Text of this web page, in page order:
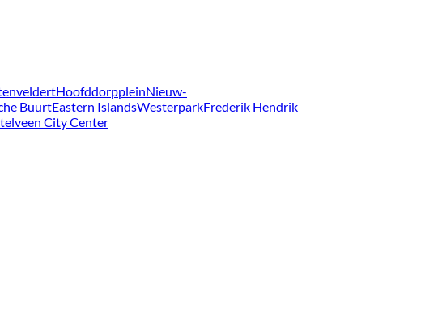
HoofddorppleinNieuw-
BuurtEastern IslandsWesterparkFrederik Hendrik
City Center